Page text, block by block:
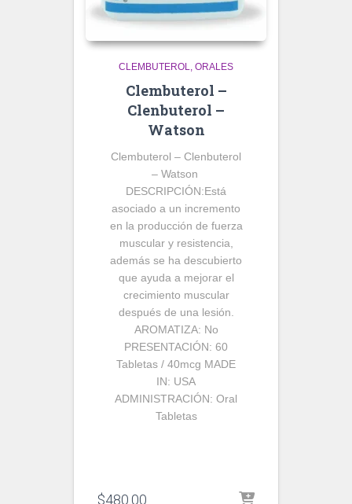
CLEMBUTEROL ORALES
Clembuterol –
Clenbuterol –
Watson
Clembuterol – Clenbuterol
– Watson
DESCRIPCIÓN:Está
asociado a un incremento
en la producción de fuerza
muscular y resistencia,
además se ha descubierto
que ayuda a mejorar el
crecimiento muscular
después de una lesión.
AROMATIZA: No
PRESENTACIÓN: 60
Tabletas / 40mcg MADE
IN: USA
ADMINISTRACIÓN: Oral
Tabletas
$480.00